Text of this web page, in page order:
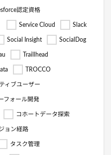
認定資格
Service Cloud Slack
Social Insight SocialDog
Traillhead
TROCCO
ィブユーザー
フォール開発
コホートデータ探索
ョン経路
タスク管理